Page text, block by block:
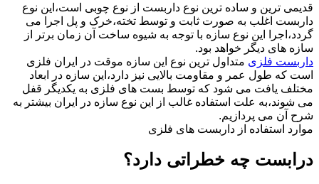
قدیمی ترین و ساده ترین نوع داربست از نوع چوبی است،این نوع
داربست اغلب به صورت ثابت و توسط تخته،خرک و پل اجرا می
گردد،اجرا این نوع سازه با توجه به شیوه ساخت آن زمان برتر از
سازه های دیگر خواهد بود.
داربست فلزی متداول ترین نوع این سازه موقت در ایران فلزی
است که طول عمر و مقاومت بالایی نیز دارد،این سازه در ابعاد
مختلف یافت می شود که توسط بست های فلزی به یکدیگر قفل
می شوند،به علت استفاده غالب از این نوع سازه در ایران بیشتر به
شرح آن می پردازیم.
موارد استفاده از داربست های فلزی
درابست چه خطراتی دارد؟